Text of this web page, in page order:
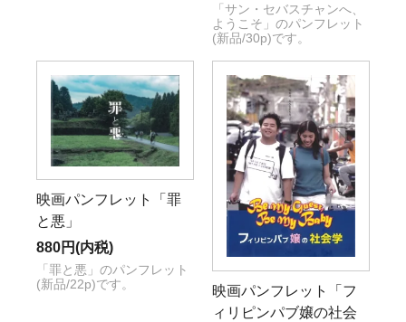
「サン・セバスチャンへ、
ようこそ」のパンフレット
(新品/30p)です。
映画パンフレット「罪
と悪」
880円(内税)
「罪と悪」のパンフレット
(新品/22p)です。
映画パンフレット「フ
ィリピンパブ嬢の社会